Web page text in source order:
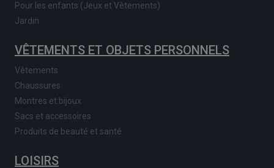
Pour les enfants (Jeux et Vêtements)
Jardin
VÊTEMENTS ET OBJETS PERSONNELS
Vêtements
Chaussures
Montres et bijoux
Sacs et accessoires
Produits de beauté et santé
LOISIRS